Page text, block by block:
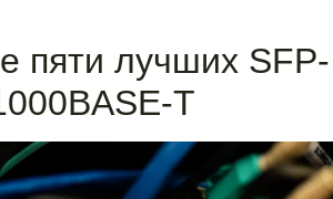
пяти лучших SFP-
T